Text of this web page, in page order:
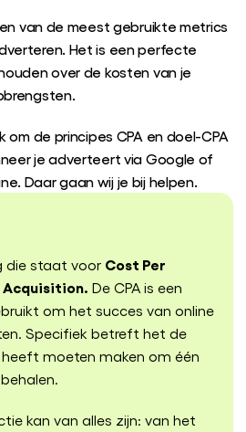
van de meest gebruikte metrics
Het is een perfecte
over de kosten van je
om de principes CPA en doel-CPA
je adverteert via Google of
Daar gaan wij je bij helpen.
die staat voor Cost Per
Acquisition. De CPA is een
om het succes van online
Specifiek betreft het de
moeten maken om één
kan van alles zijn: van het